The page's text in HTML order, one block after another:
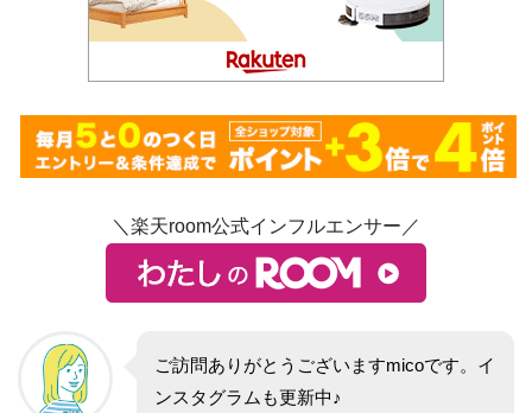
＼楽天room公式インフルエンサー／
ご訪問ありがとうございますmicoです。イ
ンスタグラムも更新中♪